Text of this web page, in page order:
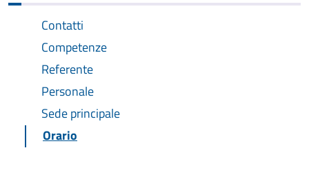
Contatti
Competenze
Referente
Personale
Sede principale
Orario